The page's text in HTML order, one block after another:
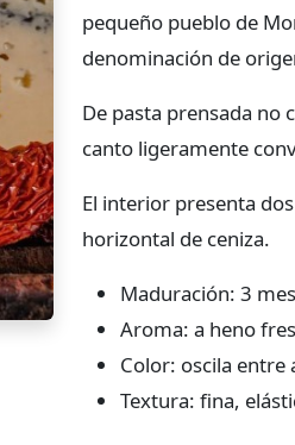
pequeño pueblo de
denominación de
De pasta prensada no
canto ligeramente
El interior presenta
horizontal de ceniza.
Maduración: 3
Aroma: a heno
Color: oscila entre
Textura: fina,